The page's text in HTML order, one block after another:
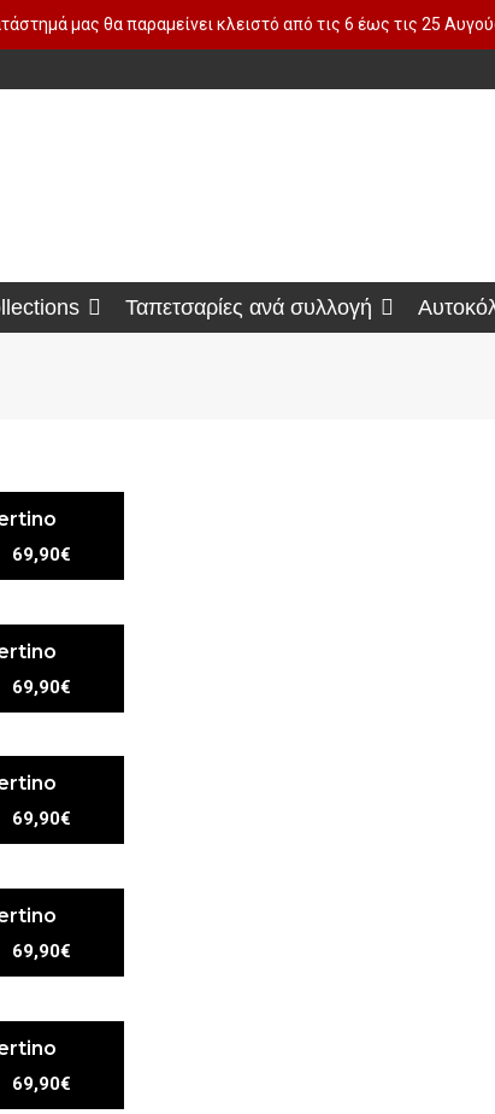
μας θα παραμείνει κλειστό από τις 6 έως τις 25
Ταπετσαρίες ανά συλλογή
69,90€
69,90€
69,90€
69,90€
69,90€